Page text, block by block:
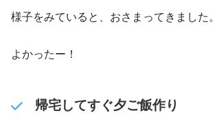
様子をみていると、おさまってきました。
よかったー！
帰宅してすぐ夕ご飯作り